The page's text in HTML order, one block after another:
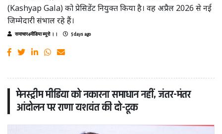
(Kashyap Gala) को प्रेसिडेंट नियुक्त किया है। वह अप्रैल 2026 से नई
जिम्मेदारी संभाल रहे हैं।
समाचार4मीडिया ब्यूरो ।। 5 days ago
मेनस्ट्रीम मीडिया को नकारना समाधान नहीं, जंतर-मंतर
आंदोलन पर राणा यशवंत की दो-टूक